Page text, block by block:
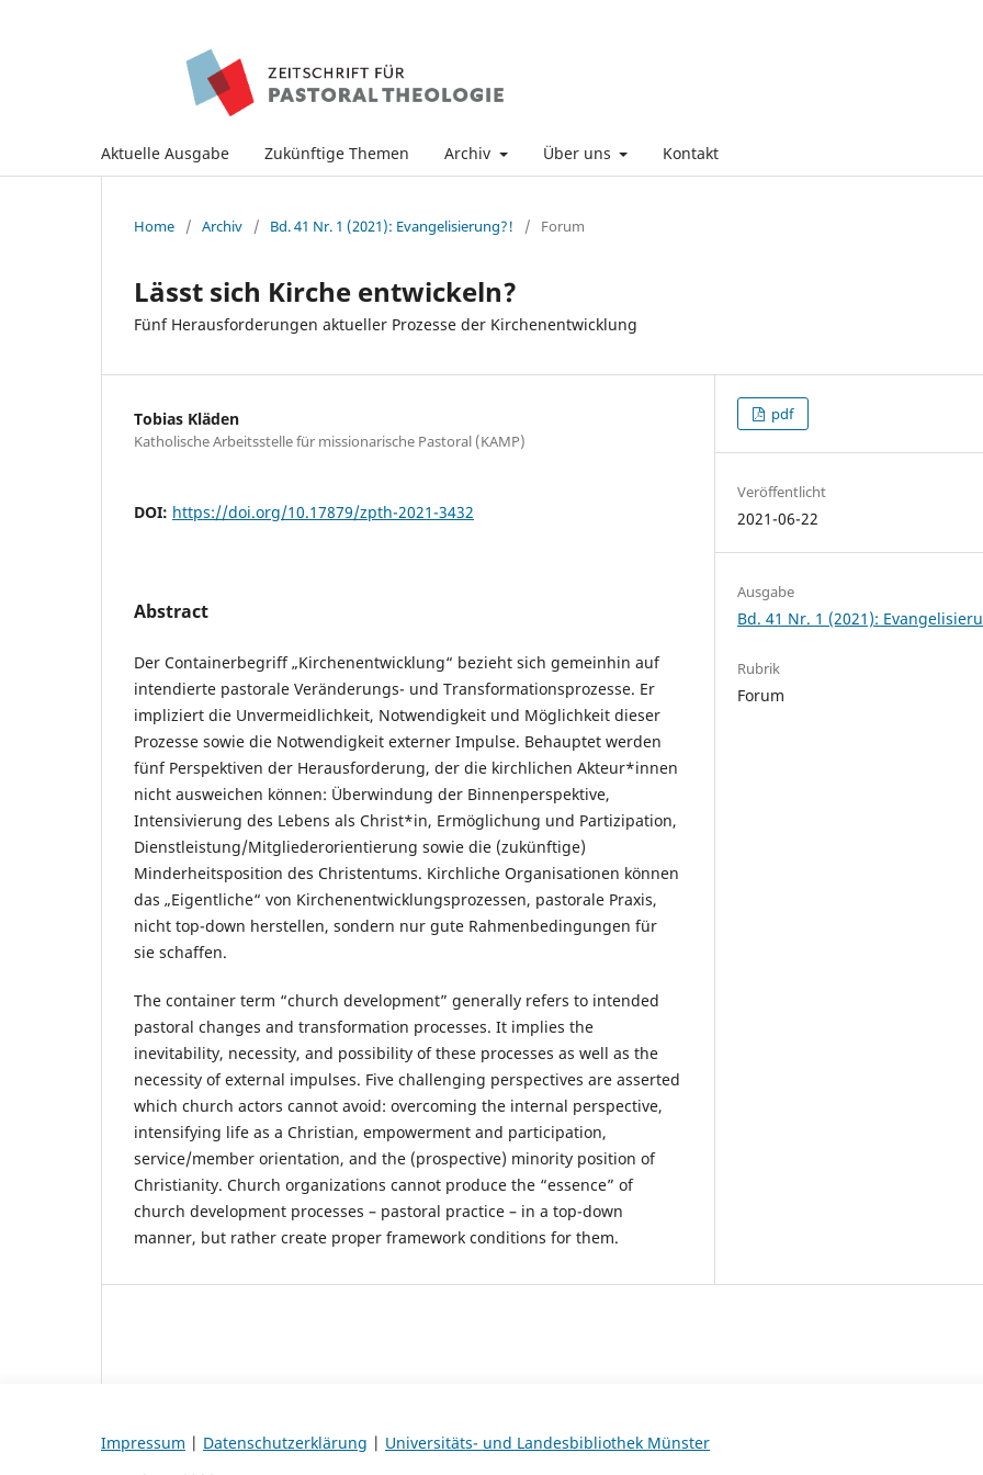
Aktuelle Ausgabe Zukünftige Themen Archiv Über uns Kontakt
Home / Archiv / Bd. 41 Nr. 1 (2021): Evangelisierung?! / Forum
Lässt sich Kirche entwickeln?
Fünf Herausforderungen aktueller Prozesse der Kirchenentwicklung
Tobias Kläden
Katholische Arbeitsstelle für missionarische Pastoral (KAMP)
DOI: https://doi.org/10.17879/zpth-2021-3432
Abstract
Der Containerbegriff „Kirchenentwicklung“ bezieht sich gemeinhin auf
intendierte pastorale Veränderungs- und Transformationsprozesse. Er
impliziert die Unvermeidlichkeit, Notwendigkeit und Möglichkeit dieser
Prozesse sowie die Notwendigkeit externer Impulse. Behauptet werden
fünf Perspektiven der Herausforderung, der die kirchlichen Akteur*innen
nicht ausweichen können: Überwindung der Binnenperspektive,
Intensivierung des Lebens als Christ*in, Ermöglichung und Partizipation,
Dienstleistung/Mitgliederorientierung sowie die (zukünftige)
Minderheitsposition des Christentums. Kirchliche Organisationen können
das „Eigentliche“ von Kirchenentwicklungsprozessen, pastorale Praxis,
nicht top-down herstellen, sondern nur gute Rahmenbedingungen für
sie schaffen.
The container term “church development” generally refers to intended
pastoral changes and transformation processes. It implies the
inevitability, necessity, and possibility of these processes as well as the
necessity of external impulses. Five challenging perspectives are asserted
which church actors cannot avoid: overcoming the internal perspective,
intensifying life as a Christian, empowerment and participation,
service/member orientation, and the (prospective) minority position of
Christianity. Church organizations cannot produce the “essence” of
church development processes – pastoral practice – in a top-down
manner, but rather create proper framework conditions for them.
pdf
Veröffentlicht
2021-06-22
Ausgabe
Bd. 41 Nr. 1 (2021):
Rubrik
Forum
Impressum | Datenschutzerklärung | Universitäts- und Landesbibliothek Münster